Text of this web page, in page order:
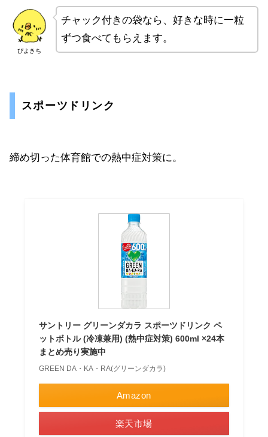
ぴよきち
チャック付きの袋なら、好きな時に一粒
ずつ食べてもらえます。
スポーツドリンク
締め切った体育館での熱中症対策に。
サントリー グリーンダカラ スポーツドリンク ペ
ットボトル (冷凍兼用) (熱中症対策) 600ml ×24本
まとめ売り実施中
GREEN DA・KA・RA(グリーンダカラ)
Amazon
楽天市場